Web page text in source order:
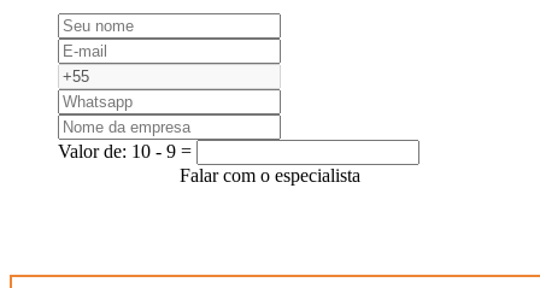
Valor de: 10 - 9 =
Falar com o especialista